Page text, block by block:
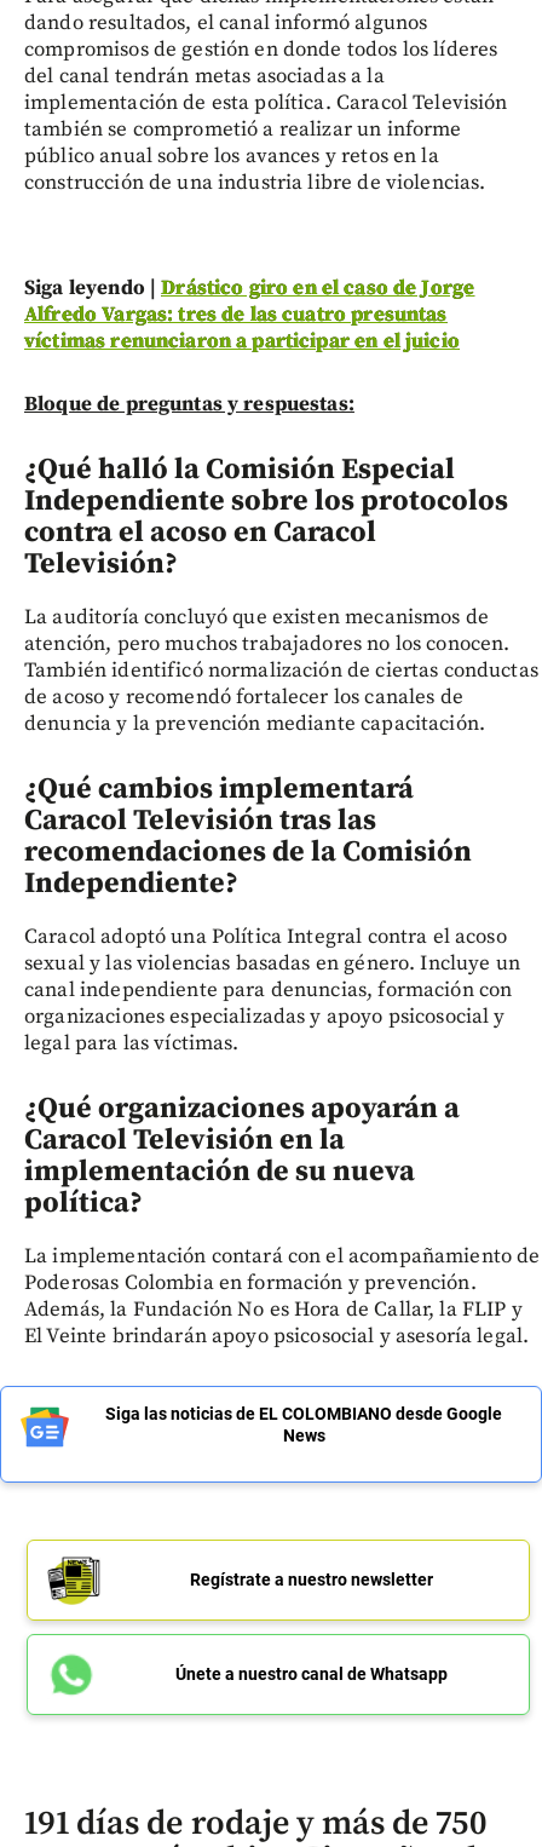
dando resultados, el canal informó algunos
compromisos de gestión en donde todos los líderes
del canal tendrán metas asociadas a la
implementación de esta política. Caracol Televisión
también se comprometió a realizar un informe
público anual sobre los avances y retos en la
construcción de una industria libre de violencias.
Siga leyendo |Drástico giro en el caso de Jorge
Alfredo Vargas: tres de las cuatro presuntas
víctimas renunciaron a participar en el juicio
Bloque de preguntas y respuestas:
¿Qué halló la Comisión Especial
Independiente sobre los protocolos
contra el acoso en Caracol
Televisión?
La auditoría concluyó que existen mecanismos de
atención, pero muchos trabajadores no los conocen.
También identificó normalización de ciertas conductas
de acoso y recomendó fortalecer los canales de
denuncia y la prevención mediante capacitación.
¿Qué cambios implementará
Caracol Televisión tras las
recomendaciones de la Comisión
Independiente?
Caracol adoptó una Política Integral contra el acoso
sexual y las violencias basadas en género. Incluye un
canal independiente para denuncias, formación con
organizaciones especializadas y apoyo psicosocial y
legal para las víctimas.
¿Qué organizaciones apoyarán a
Caracol Televisión en la
implementación de su nueva
política?
La implementación contará con el acompañamiento de
Poderosas Colombia en formación y prevención.
Además, la Fundación No es Hora de Callar, la FLIP y
El Veinte brindarán apoyo psicosocial y asesoría legal.
Siga las noticias de EL COLOMBIANO desde Google
News
Regístrate a nuestro newsletter
Únete a nuestro canal de Whatsapp
191 días de rodaje y más de 750